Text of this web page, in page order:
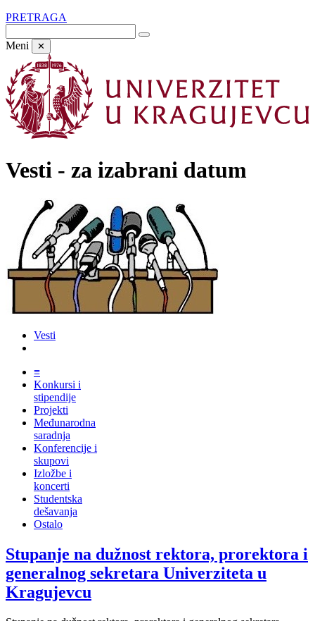
PRETRAGA
Meni ✕
Vesti - za izabrani datum
Vesti
≡
Konkursi i
stipendije
Projekti
Međunarodna
saradnja
Konferencije i
skupovi
Izložbe i
koncerti
Studentska
dešavanja
Ostalo
Stupanje na dužnost rektora, prorektora i
generalnog sekretara Univerziteta u
Kragujevcu